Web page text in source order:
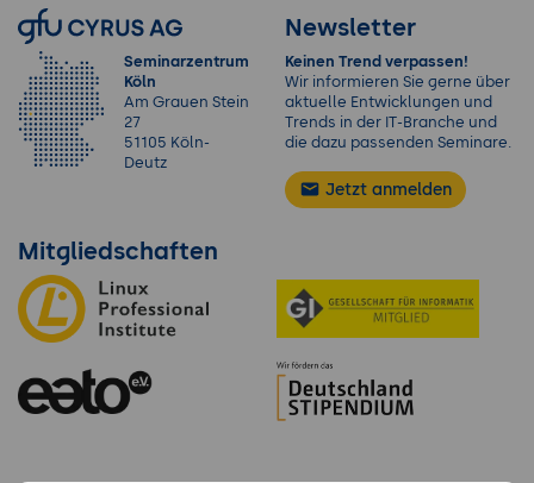
Seminarzentrum
Köln
Am Grauen Stein
27
51105 Köln-
Deutz
Newsletter
Keinen Trend verpassen!
Wir informieren Sie gerne über
aktuelle Entwicklungen und
Trends in der IT-Branche und
die dazu passenden Seminare.
Jetzt anmelden
Mitgliedschaften